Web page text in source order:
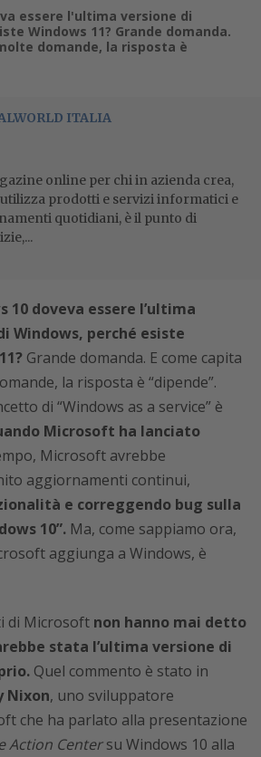
essere l'ultima versione di
Windows 11? Grande domanda.
domande, la risposta è
ITALIA
online per chi in azienda crea,
utilizza prodotti e servizi informatici e
quotidiani, è il punto di
10 doveva essere l’ultima
Windows, perché esiste
Grande domanda. E come capita
la risposta è “dipende”.
di “Windows as a service” è
Microsoft ha lanciato
Microsoft avrebbe
aggiornamenti continui,
e correggendo bug sulla
10”. Ma, come sappiamo ora,
aggiunga a Windows, è
di Microsoft non hanno mai detto
stata l’ultima versione di
Quel commento è stato in
Nixon, uno sviluppatore
che ha parlato alla presentazione
Action Centersu Windows 10 alla